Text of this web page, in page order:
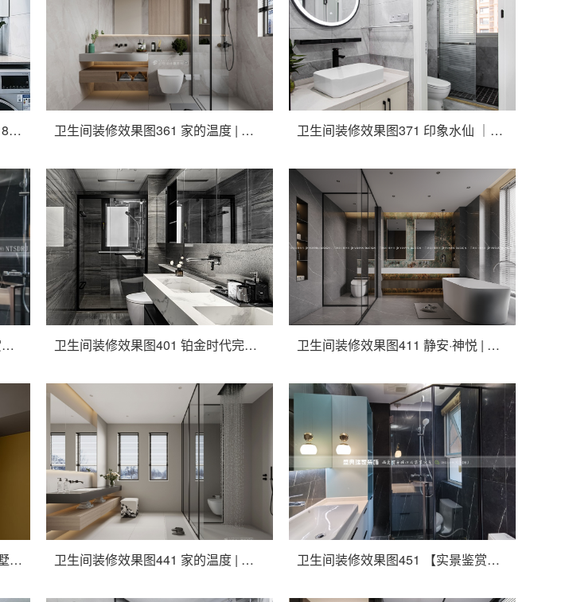
卫生间装修效果图351 印象水仙｜81㎡学区老房的质感新生，美好生活本该如此 卫生间装修效果图361 家的温度 | 云隐设计 卫生间装修效果图371 印象水仙 ｜简单时光，点缀“新”空间，115m²现代简约
卫生间装修效果图391 【实景鉴赏】中南世纪花城现代轻奢 卫生间装修效果图401 铂金时代完工实景 卫生间装修效果图411 静安·神悦 | 云隐设计
卫生间装修效果图431 YXSX • 别墅新作 | 这里有你的 “ 亿 ” 点点心动 卫生间装修效果图441 家的温度 | 云隐设计 卫生间装修效果图451 【实景鉴赏】中南世纪花城现代轻奢